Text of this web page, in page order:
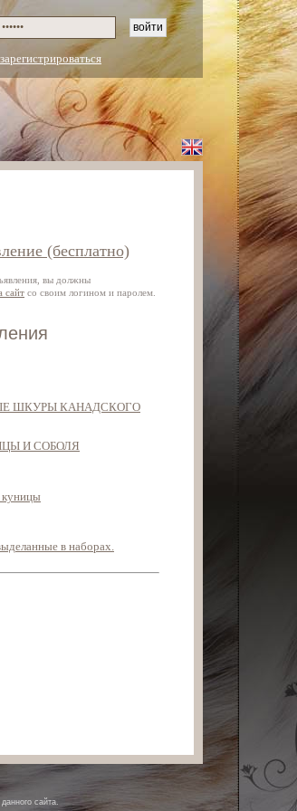
зарегистрироваться
(бесплатно)
вы должны
сайт со своим логином и паролем.
ШКУРЫ КАНАДСКОГО
И СОБОЛЯ
куницы
в наборах.
данного сайта.